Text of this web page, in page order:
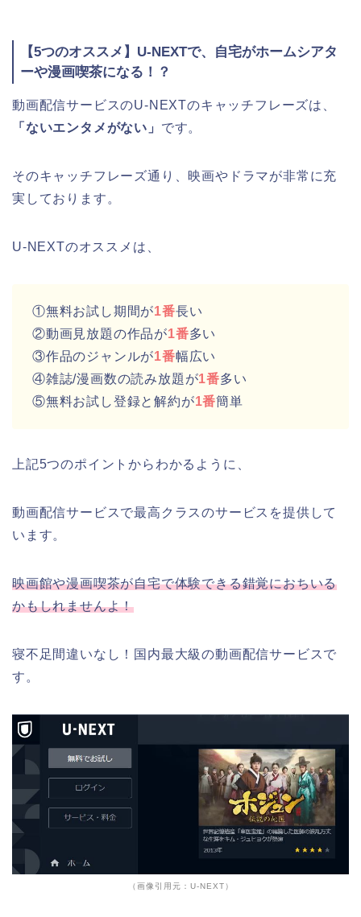
【5つのオススメ】U-NEXTで、自宅がホームシアタ
ーや漫画喫茶になる！？
動画配信サービスのU-NEXTのキャッチフレーズは、
「ないエンタメがない」 です。
そのキャッチフレーズ通り、映画やドラマが非常に充
実しております。
U-NEXTのオススメは、
①無料お試し期間が1番長い
②動画見放題の作品が1番多い
③作品のジャンルが1番幅広い
④雑誌/漫画数の読み放題が1番多い
⑤無料お試し登録と解約が1番簡単
上記5つのポイントからわかるように、
動画配信サービスで最高クラスのサービスを提供して
います。
映画館や漫画喫茶が自宅で体験できる錯覚におちいる
かもしれませんよ！
寝不足間違いなし！国内最大級の動画配信サービスで
す。
（画像引用元：U-NEXT）